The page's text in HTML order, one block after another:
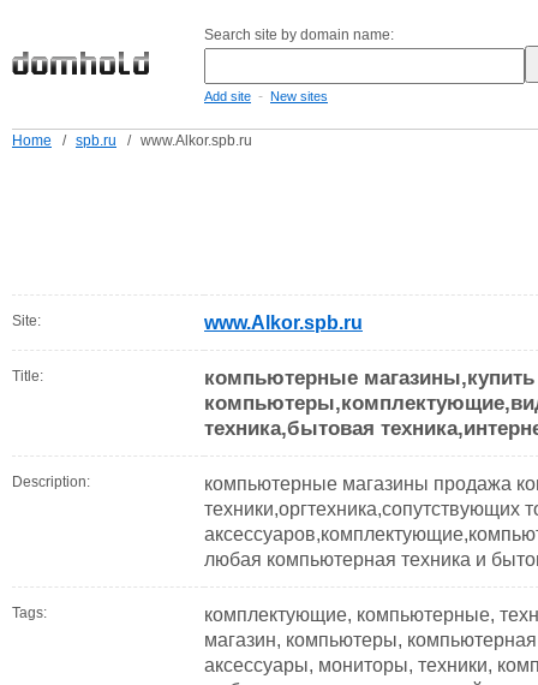
Search site by domain name:
Add site - New sites
Home / spb.ru / www.Alkor.spb.ru
Site: www.Alkor.spb.ru
Title:
компьютерные магазины,купить
техника,бытовая
Description:
компьютерные магазины продажа
техники,оргтехника,сопутствующих
любая компьютерная техника и
Tags:
комплектующие, компьютерные,
магазин, компьютеры,
аксессуары, мониторы, техники,